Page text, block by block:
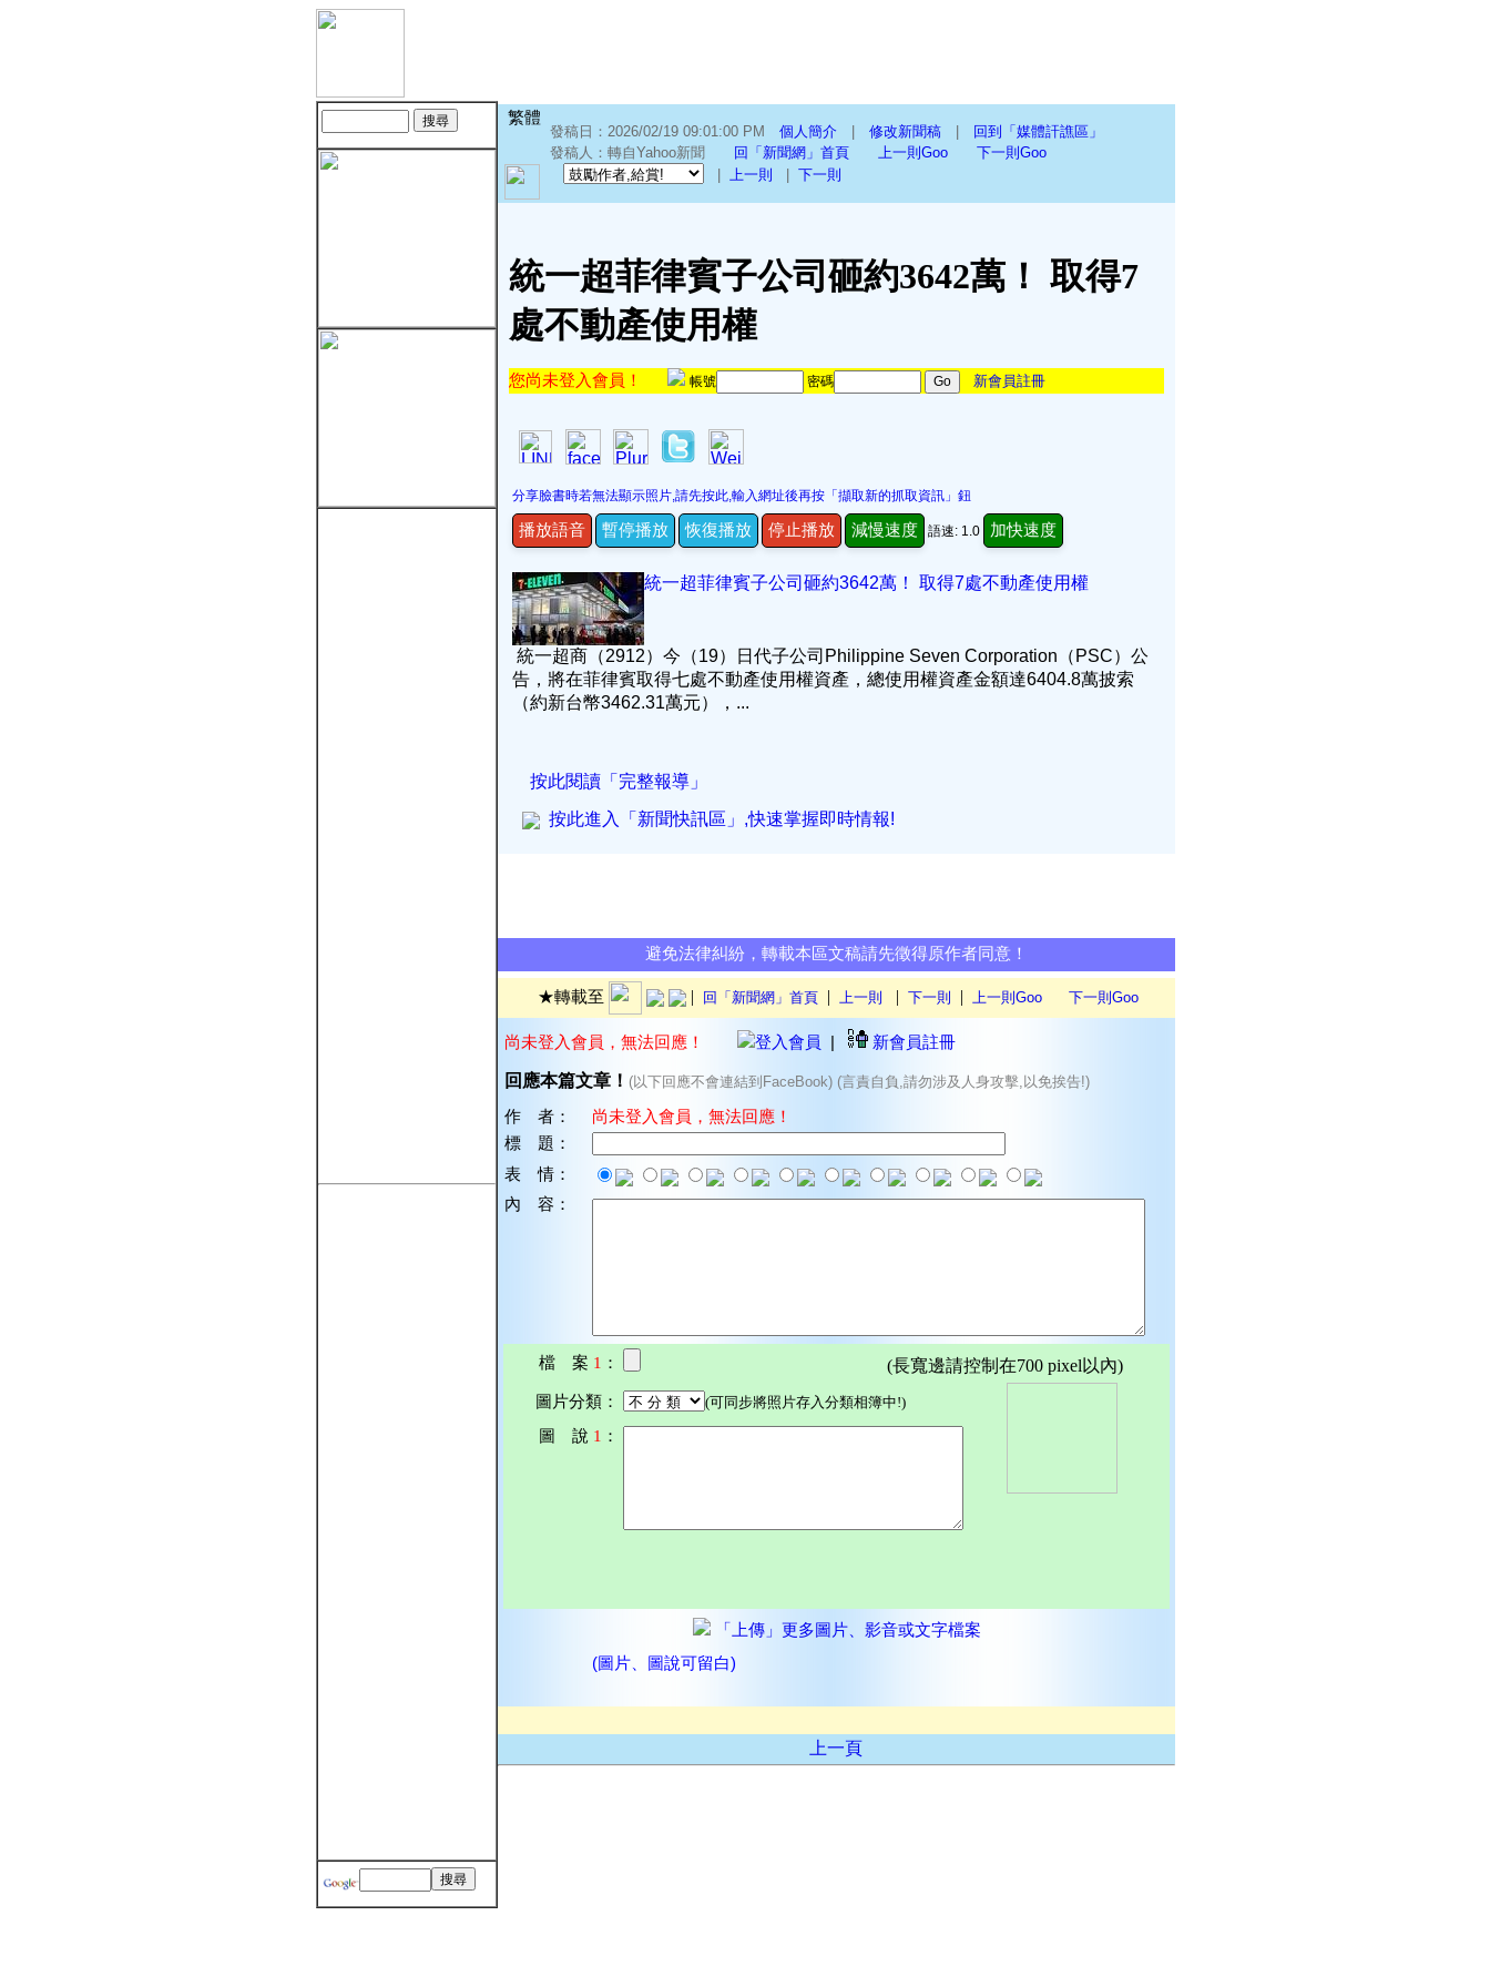
繁體
發稿日：2026/02/19 09:01:00 PM 個人簡介| 修改新聞稿|
回到「媒體訐譙區」
發稿人：轉自Yahoo新聞
回「新聞網」首頁 上一則Goo
下一則Goo
上一則 下一則
統一超菲律賓子公司砸約3642萬！ 取得7
處不動產使用權
您尚未登入會員！ 帳號 密碼 新會員註冊
分享臉書時若無法顯示照片,請先按此,輸入網址後再按「擷取新的抓取資訊」鈕
播放語音 暫停播放 恢復播放 停止播放 減慢速度 語速: 1.0 加快速度
統一超菲律賓子公司砸約3642萬！ 取得7處不動產使用權
統一超商（2912）今（19）日代子公司Philippine Seven Corporation（PSC）公
告，將在菲律賓取得七處不動產使用權資產，總使用權資產金額達6404.8萬披索
（約新台幣3462.31萬元），...
按此閱讀「完整報導」
按此進入「新聞快訊區」,快速掌握即時情報!
避免法律糾紛，轉載本區文稿請先徵得原作者同意！
★轉載至 | 回「新聞網」首頁 | 上一則 | 下一則 | 上一則Goo 下一則Goo
尚未登入會員，無法回應！ 登入會員 | 新會員註冊
回應本篇文章！ (以下回應不會連結到FaceBook) (言責自負,請勿涉及人身攻擊,以免挨告!)
作 者：
尚未登入會員，無法回應！
標 題：
表 情：
內 容：
檔 案 1 ： (長寬邊請控制在700 pixel以內)
圖片分類： (可同步將照片存入分類相簿中!)
圖 說 1 ：
「上傳」更多圖片、影音或文字檔案
(圖片、圖說可留白)
上一頁